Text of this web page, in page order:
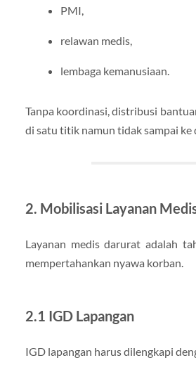
PMI,
relawan medis,
lembaga kemanusiaan.
Tanpa koordinasi, distribusi
di satu titik namun tidak sampai ke
2. Mobilisasi Layanan
Layanan medis darurat adalah
mempertahankan nyawa korban.
2.1 IGD Lapangan
IGD lapangan harus dilengkapi